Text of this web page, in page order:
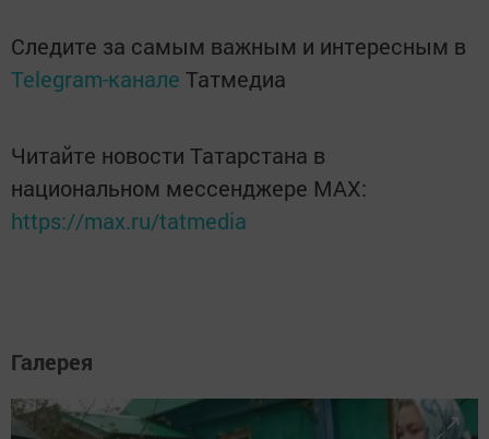
Следите за самым важным и интересным в
Telegram-канале Татмедиа
Читайте новости Татарстана в
национальном мессенджере MАХ:
https://max.ru/tatmedia
Галерея